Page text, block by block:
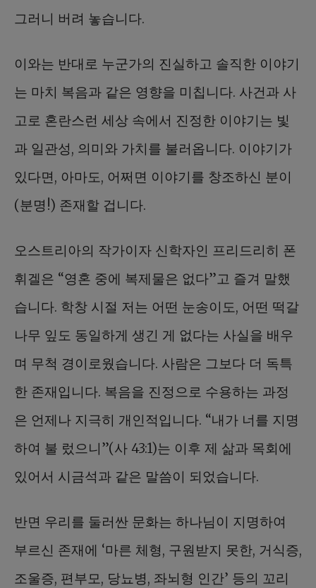
그러니 버려 놓습니다.
이와는 반대로 누군가의 진실하고 솔직한 이야기
는 마치 복음과 같은 영향을 미칩니다. 사건과 사
고로 혼란스런 세상 속에서 진정한 이야기는 빛
과 일관성, 의미와 가치를 불러옵니다. 이야기가
있다면, 아마도, 어쩌면 이야기를 창조하신 분이
(분명!) 존재할 겁니다.
오스트리아의 작가이자 신학자인 프리드리히 폰
휘겔은 “영혼 중에 복제물은 없다”고 즐겨 말했
습니다. 학창 시절 저는 어떤 눈송이도, 어떤 떡갈
나무 잎도 동일하게 생긴 게 없다는 사실을 배우
며 무척 경이로웠습니다. 사람은 그보다 더 독특
한 존재입니다. 복음을 진정으로 수용하는 과정
은 언제나 지극히 개인적입니다. “내가 너를 지명
하여 불 렀으니”(사 43:1)는 이후 제 삶과 목회에
있어서 시금석과 같은 말씀이 되었습니다.
반면 우리를 둘러싼 문화는 하나님이 지명하여
부르신 존재에 ‘마른 체형, 구원받지 못한, 거식증,
조울증, 편부모, 당뇨병, 좌뇌형 인간’ 등의 꼬리